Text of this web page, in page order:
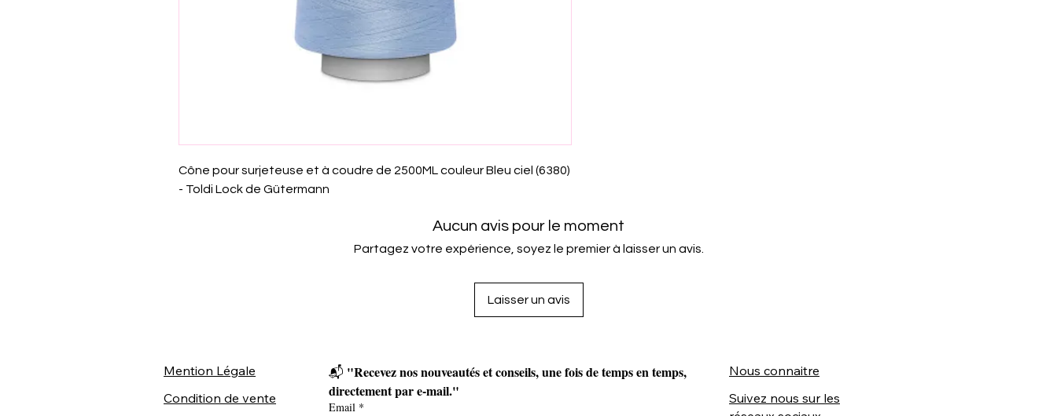
Cône pour surjeteuse et à coudre de 2500ML couleur Bleu ciel (6380)
- Toldi Lock de Gütermann
Aucun avis pour le moment
Partagez votre expérience, soyez le premier à laisser un avis.
Laisser un avis
Mention Légale
Condition de vente
📬 "Recevez nos nouveautés et conseils, une fois de temps en temps,
directement par e-mail."
Email *
Nous connaitre
Suivez nous sur les